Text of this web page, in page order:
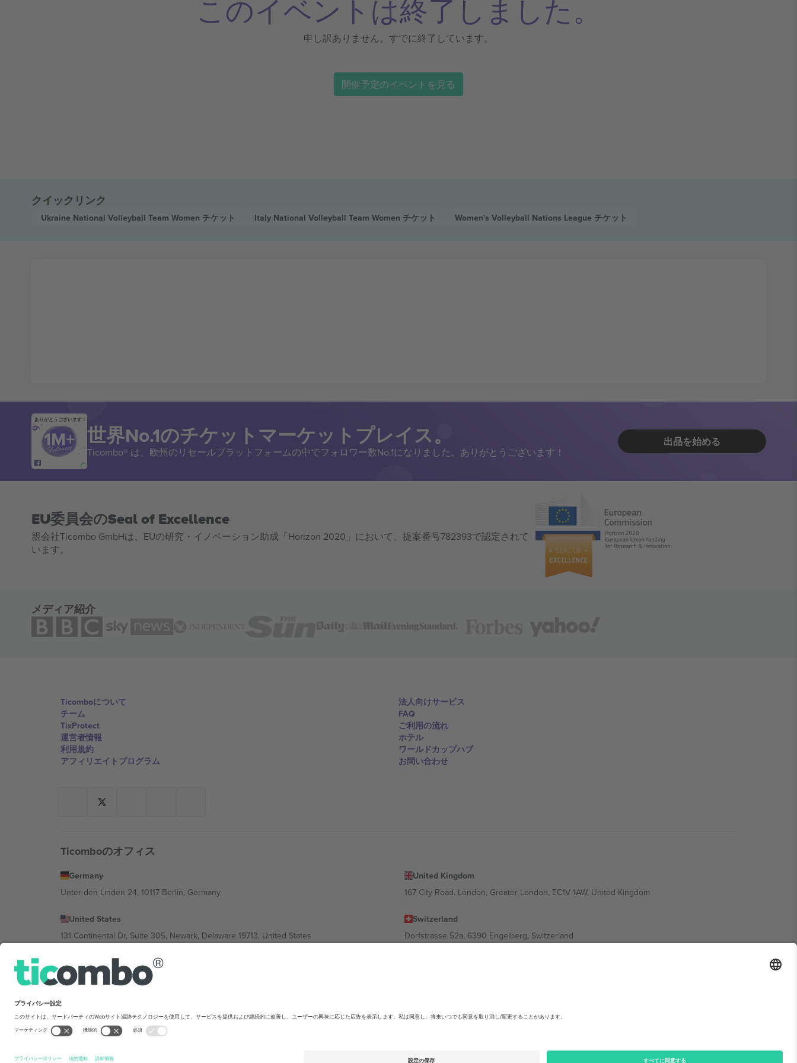
このイベントは終了しました。
申し訳ありません。すでに終了しています。
開催予定のイベントを見る
クイックリンク
Ukraine National Volleyball Team Women チケット Italy National Volleyball Team Women チケット Women's Volleyball Nations League チケット
ありがとうございます！
世界No.1のチケットマーケットプレイス。
Ticombo® は、欧州のリセールプラットフォームの中でフォロワー数No.1になりました。ありがとうございます！
出品を始める
EU委員会のSeal of Excellence
親会社Ticombo GmbHは、EUの研究・イノベーション助成「Horizon 2020」において、提案番号782393で認定されて
います。
メディア紹介
Ticomboについて
チーム
TixProtect
運営者情報
利用規約
アフィリエイトプログラム
法人向けサービス
FAQ
ご利用の流れ
ホテル
ワールドカップハブ
お問い合わせ
Ticomboのオフィス
Germany
Unter den Linden 24, 10117 Berlin, Germany
United Kingdom
167 City Road, London, Greater London, EC1V 1AW, United Kingdom
United States
131 Continental Dr, Suite 305, Newark, Delaware 19713, United States
Switzerland
Dorfstrasse 52a, 6390 Engelberg, Switzerland
Bulgaria
Regus Sofia City West, bul Totleben 53-55, 1606 Sofia, Bulgaria
Av Chapultepec 360, Roma Norte, Cuauhtémoc, 06700 Ciudad de México, CDMX, Mexico
を禁じます.